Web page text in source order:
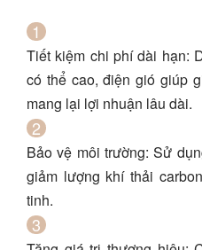
Tiết kiệm chi phí dài hạn:
có thể cao, điện gió giúp
mang lại lợi nhuận lâu dài.
Bảo vệ môi trường: Sử
giảm lượng khí thải
tinh.